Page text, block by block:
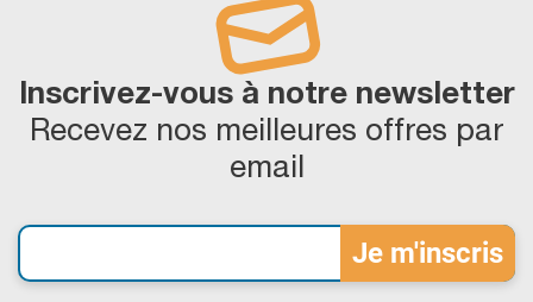
Inscrivez-vous à notre newsletter
Recevez nos meilleures offres par
email